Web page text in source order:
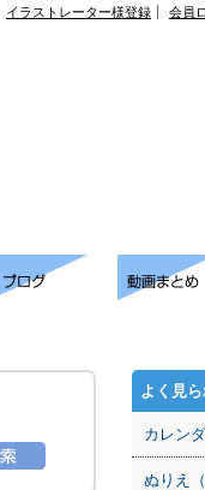
イラストレーター様登録 会員
よく見
カレン
ぬりえ